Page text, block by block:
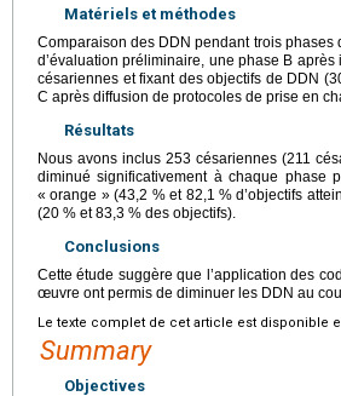
Matériels et méthodes
Comparaison des DDN pendant trois phases
d’évaluation préliminaire, une phase B
césariennes et fixant des objectifs de DDN
C après diffusion de protocoles de prise en
Résultats
Nous avons inclus 253 césariennes (211
diminué significativement à chaque phase
« orange » (43,2 % et 82,1 % d’objectifs
(20 % et 83,3 % des objectifs).
Conclusions
Cette étude suggère que l’application des
œuvre ont permis de diminuer les DDN au
Le texte complet de cet article est disponible
Summary
Objectives